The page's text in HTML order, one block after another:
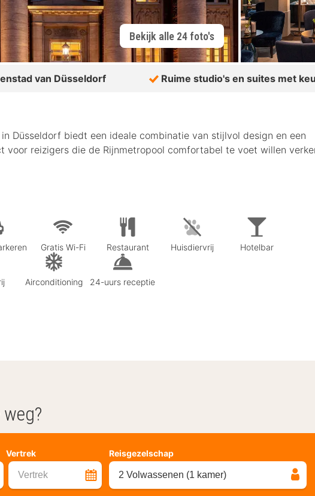
Bekijk alle 24 foto's
van Düsseldorf Ruime studio's en suites met
Düsseldorf biedt een ideale combinatie van stijlvol design en een
voor reizigers die de Rijnmetropool comfortabel te voet willen
Gratis Wi-Fi Restaurant Huisdiervrij Hotelbar
Airconditioning 24-uurs receptie
Vertrek
Vertrek
Reisgezelschap
2 Volwassenen (1 kamer)